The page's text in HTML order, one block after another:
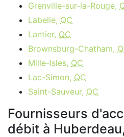
Grenville-sur-la-Rouge,
Labelle, QC
Lantier, QC
Brownsburg-Chatham,
Mille-Isles, QC
Lac-Simon, QC
Saint-Sauveur, QC
Fournisseurs
débit à